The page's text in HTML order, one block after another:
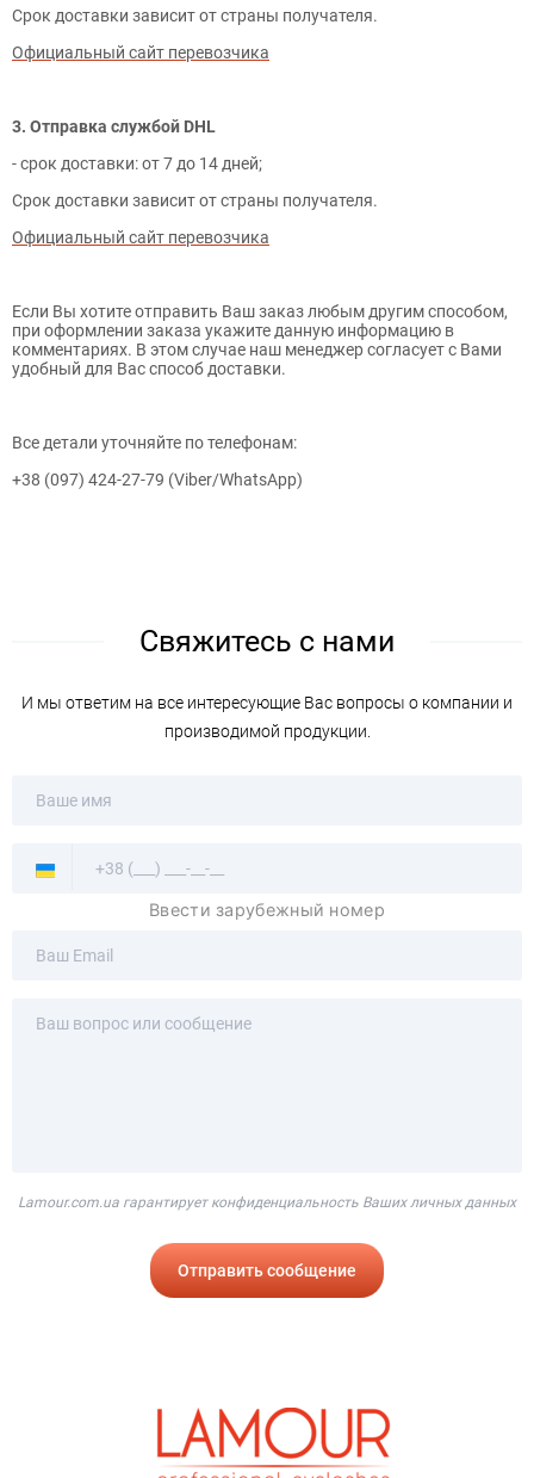
Срок доставки зависит от страны получателя.
Официальный сайт перевозчика
3. Отправка службой DHL
- срок доставки: от 7 до 14 дней;
Срок доставки зависит от страны получателя.
Официальный сайт перевозчика
Если Вы хотите отправить Ваш заказ любым другим способом,
при оформлении заказа укажите данную информацию в
комментариях. В этом случае наш менеджер согласует с Вами
удобный для Вас способ доставки.
Все детали уточняйте по телефонам:
+38 (097) 424-27-79 (Viber/WhatsApp)
Свяжитесь с нами
И мы ответим на все интересующие Вас вопросы о компании и
производимой продукции.
Ввести зарубежный номер
Lamour.com.ua гарантирует конфиденциальность Ваших личных данных
Отправить сообщение